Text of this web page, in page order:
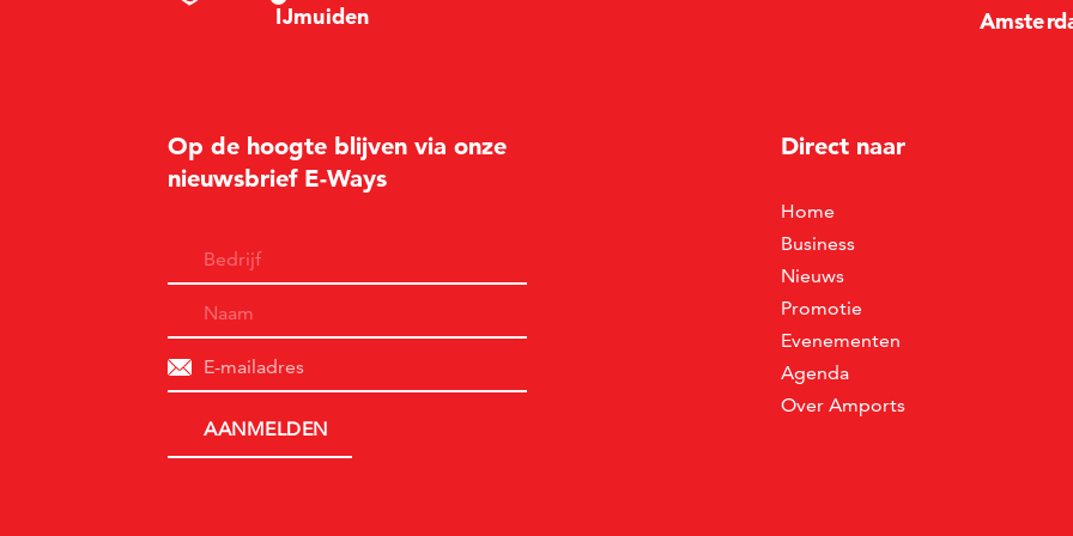
IJmuiden Amster
Op de hoogte blijven via onze
nieuwsbrief E-Ways
Direct naar
Home
Business
Nieuws
Promotie
Evenementen
Agenda
Over Amports